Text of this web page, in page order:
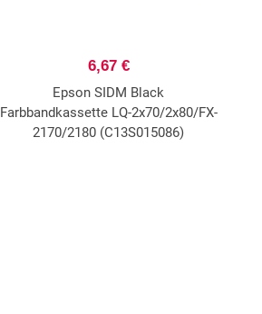
6,67 €
Epson SIDM Black
Farbbandkassette LQ-2x70/2x80/FX-
2170/2180 (C13S015086)